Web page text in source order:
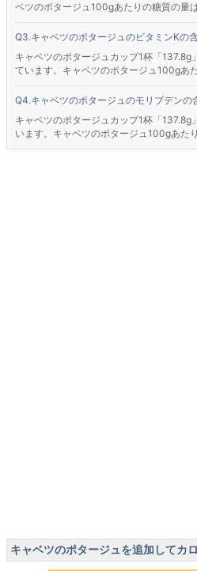
ベツのポタージュ100gあたりの糖質の量
キャベツのポタージュのビタミンKの
キャベツのポタージュカップ1杯「
ています。キャベツのポタージュ100gあ
キャベツのポタージュのモリブデンの
キャベツのポタージュカップ1杯「
います。キャベツのポタージュ100gあた
キャベツのポタージュを追加してカ